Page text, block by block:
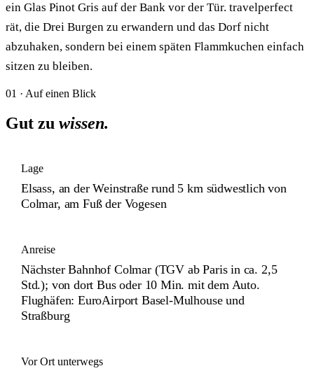
ein Glas Pinot Gris auf der Bank vor der Tür. travelperfect
rät, die Drei Burgen zu erwandern und das Dorf nicht
abzuhaken, sondern bei einem späten Flammkuchen einfach
sitzen zu bleiben.
01 · Auf einen Blick
Gut zu wissen.
Lage
Elsass, an der Weinstraße rund 5 km südwestlich von
Colmar, am Fuß der Vogesen
Anreise
Nächster Bahnhof Colmar (TGV ab Paris in ca. 2,5
Std.); von dort Bus oder 10 Min. mit dem Auto.
Flughäfen: EuroAirport Basel-Mulhouse und
Straßburg
Vor Ort unterwegs